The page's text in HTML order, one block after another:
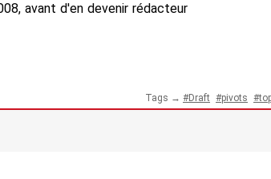
avant d'en devenir rédacteur
Tags → Draft pivots